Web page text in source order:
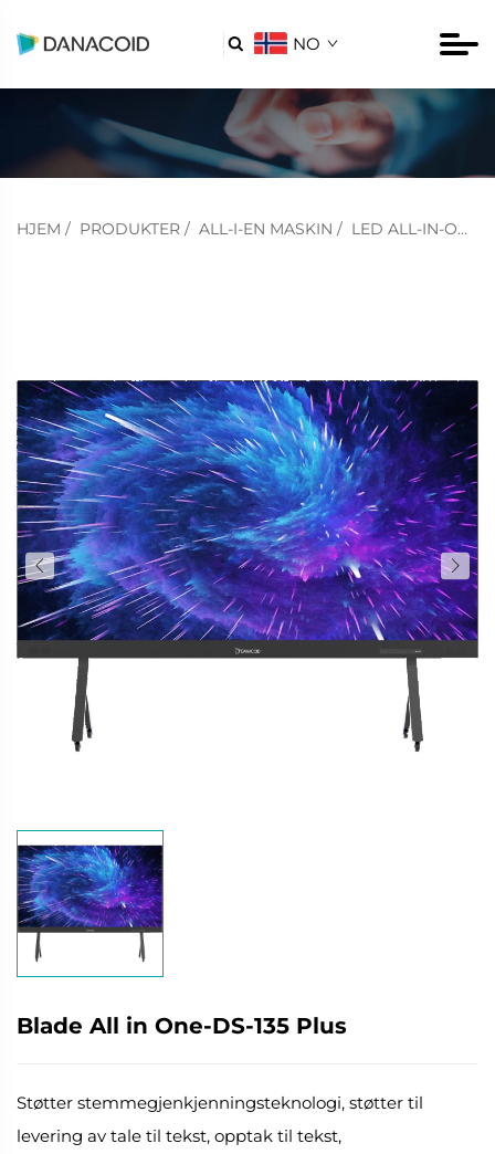
 NO
HJEM / PRODUKTER / ALL-I-EN MASKIN / LED ALL-IN-ONE MASKIN
Blade All in One-DS-135 Plus
Støtter stemmegjenkjenningsteknologi, støtter til
levering av tale til tekst, opptak til tekst,